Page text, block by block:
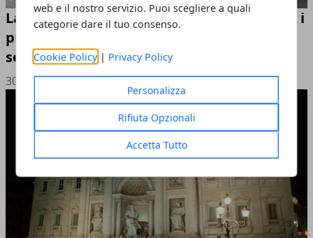
web e il nostro servizio. Puoi scegliere a quali
categorie dare il tuo consenso.
Cookie Policy | Privacy Policy
Personalizza
Rifiuta Opzionali
Accetta Tutto
La vera carbonara: i segreti per preparare i
piatti della tradizione con ingredienti
semplici
30/05/2026